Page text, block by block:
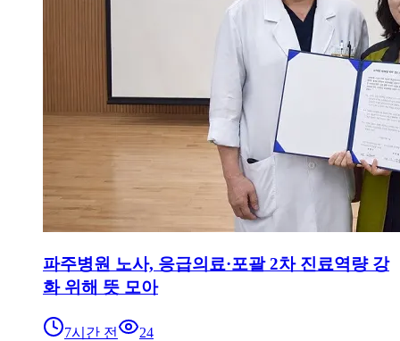
파주병원 노사, 응급의료·포괄 2차 진료역량 강
화 위해 뜻 모아
7시간 전
24